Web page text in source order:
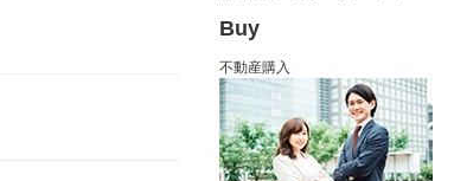
Buy
不動産購入